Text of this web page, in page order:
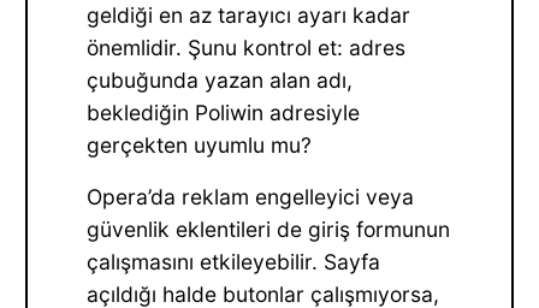
geldiği en az tarayıcı ayarı kadar
önemlidir. Şunu kontrol et: adres
çubuğunda yazan alan adı,
beklediğin Poliwin adresiyle
gerçekten uyumlu mu?
Opera’da reklam engelleyici veya
güvenlik eklentileri de giriş formunun
çalışmasını etkileyebilir. Sayfa
açıldığı halde butonlar çalışmıyorsa,